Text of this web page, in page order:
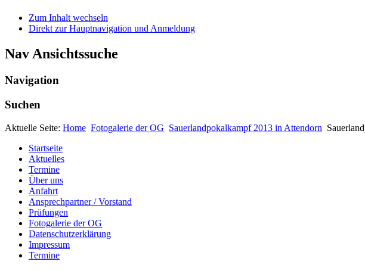
Zum Inhalt wechseln
Direkt zur Hauptnavigation und Anmeldung
Nav Ansichtssuche
Navigation
Suchen
Aktuelle Seite: Home Fotogalerie der OG Sauerlandpokalkampf 2013 in Attendorn
Startseite
Aktuelles
Termine
Über uns
Anfahrt
Ansprechpartner / Vorstand
Prüfungen
Fotogalerie der OG
Datenschutzerklärung
Impressum
Termine